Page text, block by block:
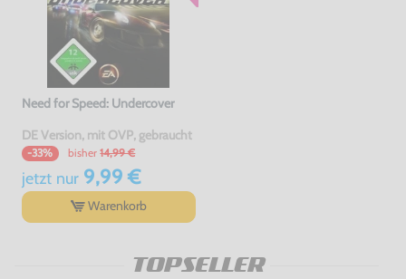
Need for Speed: Undercover
DE Version, mit OVP, gebraucht
-33% bisher 14,99 €
jetzt nur9,99 €
Warenkorb
TOPSELLER